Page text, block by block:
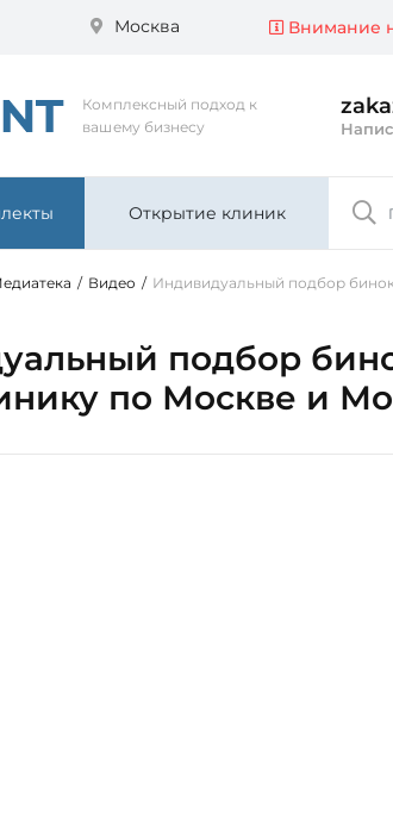
Москва Внимание
Комплексный подход к
вашему бизнесу
Открытие клиник
/ Видео / Индивидуальный подбор
подбор
по Москве и Мо